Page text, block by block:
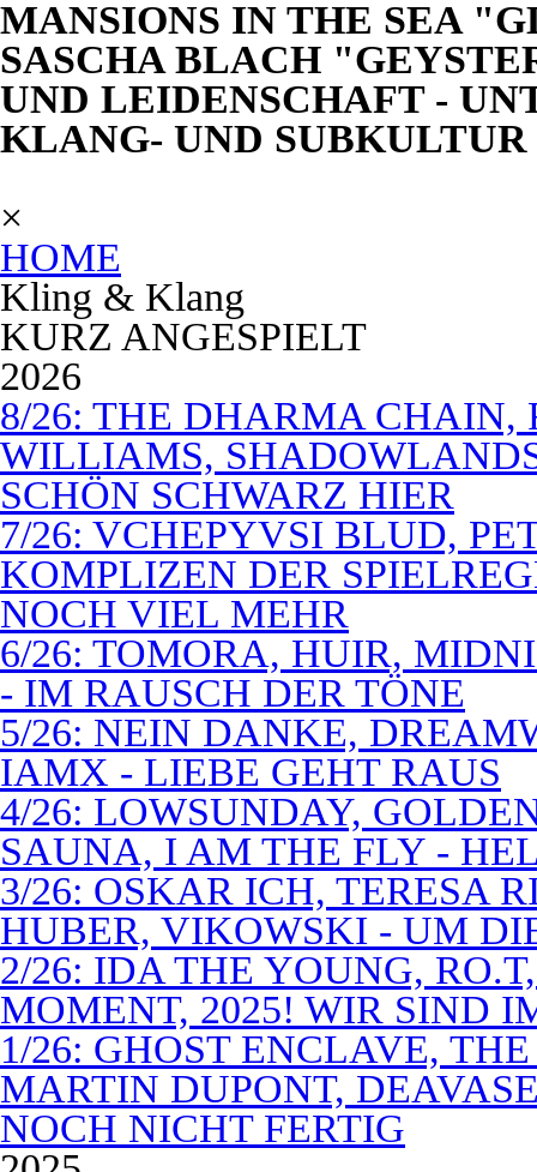
MANSIONS IN THE SEA
SASCHA BLACH
UND LEIDENSCHAFT -
KLANG- UND SUBKULTUR
×
HOME
Kling & Klang
KURZ ANGESPIELT
2026
8/26: THE DHARMA CHAIN,
WILLIAMS,
SCHÖN SCHWARZ HIER
7/26: VCHEPYVSI BLUD,
KOMPLIZEN DER
NOCH VIEL MEHR
6/26: TOMORA, HUIR,
- IM RAUSCH DER TÖNE
5/26: NEIN DANKE,
IAMX - LIEBE GEHT RAUS
4/26: LOWSUNDAY,
SAUNA, I AM THE FLY -
3/26: OSKAR ICH, TERESA
HUBER, VIKOWSKI - UM
2/26: IDA THE YOUNG,
MOMENT, 2025! WIR SIND
1/26: GHOST ENCLAVE,
MARTIN DUPONT,
NOCH NICHT FERTIG